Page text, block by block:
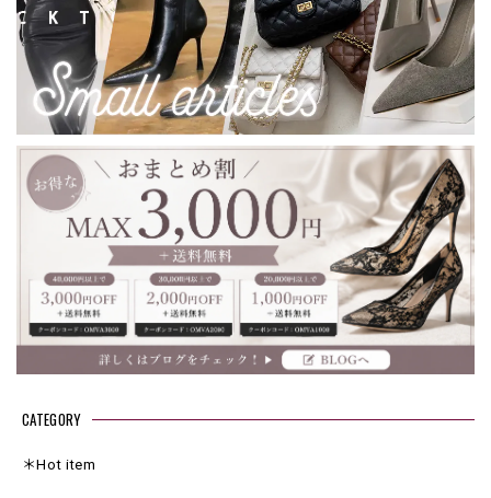
CATEGORY
＊Hot item